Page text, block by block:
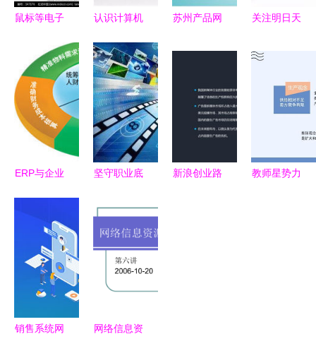
鼠标等电子
司网站版面
设计指南
融合韩国商
业模板与信
息网络经营
合规要点
认识计算机
网络经营的
精要之道
苏州产品网
与实践
关注明日天
企业被罚款
50000元，
这些事千万
络成了违法
ERP与企业
坚守职业底
从业人员不
得从事有偿
新闻活动
新浪创业路
教师星势力
销售系统网
网络信息资